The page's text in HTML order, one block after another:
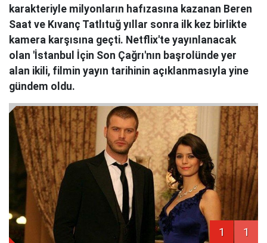
karakteriyle milyonların hafızasına kazanan Beren
Saat ve Kıvanç Tatlıtuğ yıllar sonra ilk kez birlikte
kamera karşısına geçti. Netflix'te yayınlanacak
olan 'İstanbul İçin Son Çağrı'nın başrolünde yer
alan ikili, filmin yayın tarihinin açıklanmasıyla yine
gündem oldu.
1 1